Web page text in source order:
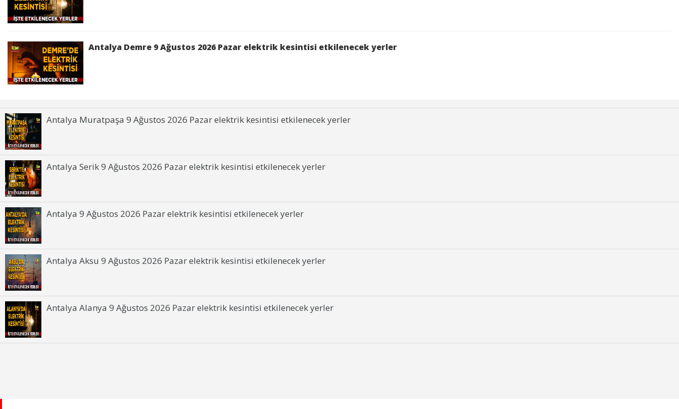
Antalya Demre 9 Ağustos 2026 Pazar elektrik kesintisi etkilenecek yerler
Antalya Muratpaşa 9 Ağustos 2026 Pazar elektrik kesintisi etkilenecek yerler
Antalya Serik 9 Ağustos 2026 Pazar elektrik kesintisi etkilenecek yerler
Antalya 9 Ağustos 2026 Pazar elektrik kesintisi etkilenecek yerler
Antalya Aksu 9 Ağustos 2026 Pazar elektrik kesintisi etkilenecek yerler
Antalya Alanya 9 Ağustos 2026 Pazar elektrik kesintisi etkilenecek yerler